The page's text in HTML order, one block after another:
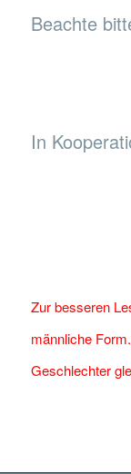
Beachte
In
Zur besseren
männliche
Geschlechter